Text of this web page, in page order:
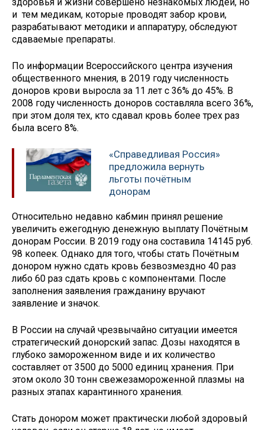
и тем медикам, которые проводят забор крови,
разрабатывают методики и аппаратуру, обследуют
сдаваемые препараты.
По информации Всероссийского центра изучения
общественного мнения, в 2019 году численность
доноров крови выросла за 11 лет с 36% до 45%. В
2008 году численность доноров составляла всего 36%,
при этом доля тех, кто сдавал кровь более трех раз
была всего 8%.
«Справедливая Россия»
предложила вернуть
льготы почётным
донорам
Относительно недавно кабмин принял решение
увеличить ежегодную денежную выплату Почётным
донорам России. В 2019 году она составила 14145 руб.
98 копеек. Однако для того, чтобы стать Почётным
донором нужно сдать кровь безвозмездно 40 раз
либо 60 раз сдать кровь с компонентами. После
заполнения заявления гражданину вручают
заявление и значок.
В России на случай чрезвычайно ситуации имеется
стратегический донорский запас. Дозы находятся в
глубоко замороженном виде и их количество
составляет от 3500 до 5000 единиц хранения. При
этом около 30 тонн свежезамороженной плазмы на
разных этапах карантинного хранения.
Стать донором может практически любой здоровый